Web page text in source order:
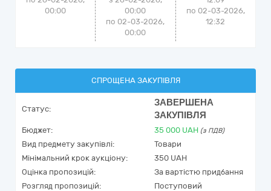
00:00
00:00
по 02-03-2026,
00:00
по 02-03-2026,
12:32
СПРОЩЕНА ЗАКУПІВЛЯ
Статус:
ЗАВЕРШЕНА
ЗАКУПІВЛЯ
Бюджет: 35 000 UAH (з ПДВ)
Вид предмету закупівлі:
Товари
Мінімальний крок аукціону:
350 UAH
Оцінка пропозицій:
За вартістю придбання
Розгляд пропозицій:
Поступовий